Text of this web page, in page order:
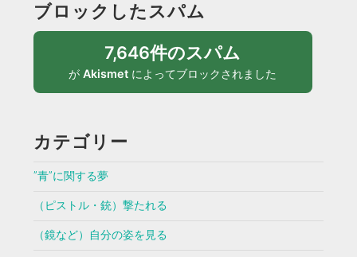
ブロックしたスパム
7,646件のスパム
がAkismet によってブロックされました
カテゴリー
”青”に関する夢
（ピストル・銃）撃たれる
（鏡など）自分の姿を見る